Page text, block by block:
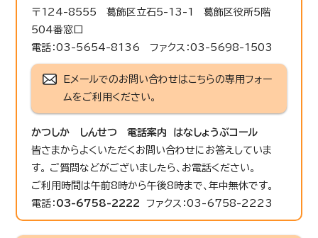
〒124-8555 葛飾区立石5-13-1 葛飾区役所5階
504番窓口
電話：03-5654-8136 ファクス：03-5698-1503
Eメールでのお問い合わせはこちらの専用フォー
ムをご利用ください。
かつしか しんせつ 電話案内 はなしょうぶコール
皆さまからよくいただくお問い合わせにお答えしていま
す。 ご質問などがございましたら、お電話ください。
ご利用時間は午前8時から午後8時まで、年中無休です。
電話： 03-6758-2222 ファクス：03-6758-2223